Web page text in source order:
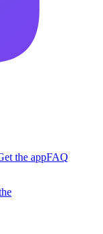
the appFAQ